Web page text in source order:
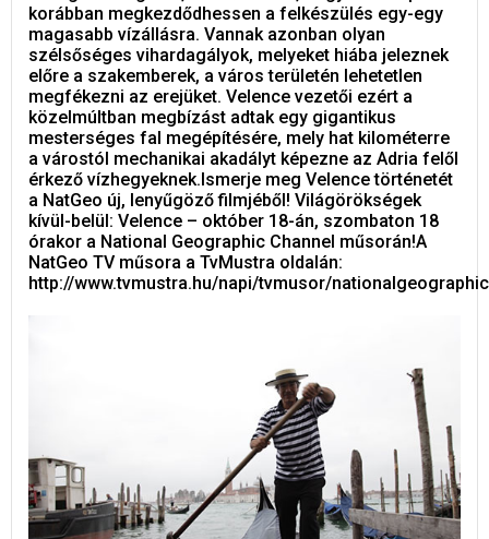
korábban megkezdődhessen a felkészülés egy-egy
magasabb vízállásra. Vannak azonban olyan
szélsőséges vihardagályok, melyeket hiába jeleznek
előre a szakemberek, a város területén lehetetlen
megfékezni az erejüket. Velence vezetői ezért a
közelmúltban megbízást adtak egy gigantikus
mesterséges fal megépítésére, mely hat kilométerre
a várostól mechanikai akadályt képezne az Adria felől
érkező vízhegyeknek.Ismerje meg Velence történetét
a NatGeo új, lenyűgöző filmjéből! Világörökségek
kívül-belül: Velence – október 18-án, szombaton 18
órakor a National Geographic Channel műsorán!A
NatGeo TV műsora a TvMustra oldalán:
http://www.tvmustra.hu/napi/tvmusor/nationalgeographic